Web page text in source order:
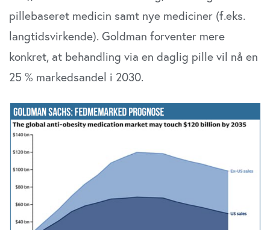
pillebaseret medicin samt nye mediciner (f.eks.
langtidsvirkende). Goldman forventer mere
konkret, at behandling via en daglig pille vil nå en
25 % markedsandel i 2030.